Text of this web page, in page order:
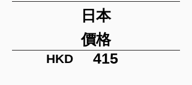
日本
價格
HKD 415